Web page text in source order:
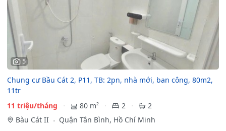
5
Chung cư Bầu Cát 2, P11, TB: 2pn, nhà mới, ban công, 80m2,
11tr
11 triệu/tháng
80 m² 2
2
Bàu Cát II
Quận Tân Bình, Hồ Chí Minh